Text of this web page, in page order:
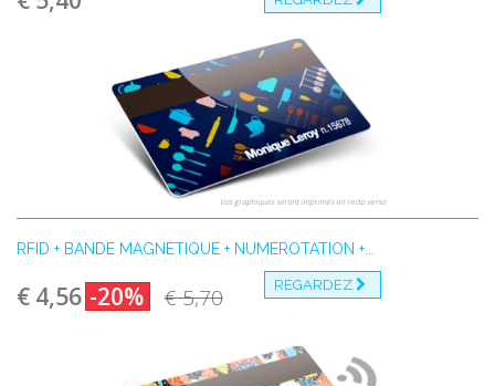
Vos graphiques seront imprimés en recto verso
RFID + BANDE MAGNÉTIQUE + NUMÉROTATION +...
€ 4,56 -20% € 5,70 REGARDEZ